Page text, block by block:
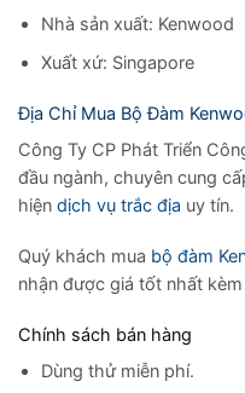
Nhà sản xuất: Kenwood
Xuất xứ: Singapore
Địa Chỉ Mua Bộ Đàm
Công Ty CP Phát Triển
đầu ngành, chuyên cung
hiện dịch vụ trắc địa uy tín.
Quý khách mua bộ đàm
nhận được giá tốt nhất
Chính sách bán hàng
Dùng thử miễn phí.